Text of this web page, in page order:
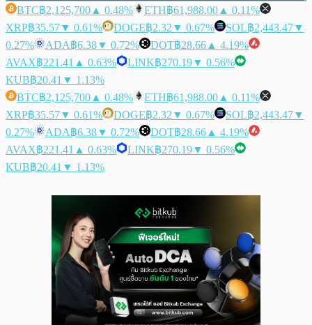
BTC฿2,125,700 ▲ 0.48% ETH฿61,988.00 ▲ 0.11%
XRP฿35.57▼ 0.61% DOGE฿2.32 ▼ 0.67% SOL฿2,443.47▼
0.27%
ADA฿6.38▼ 0.72% DOT฿28.66 ▲ 4.19%
AVAX฿221.41 ▲ 0.63% LINK฿270.19▼ 0.56%
KUB฿20.41 ▼ 1.13%
BTC฿2,125,700 ▲ 0.48% ETH฿61,988.00 ▲ 0.11%
XRP฿35.57▼ 0.61% DOGE฿2.32 ▼ 0.67% SOL฿2,443.47▼
0.27%
ADA฿6.38▼ 0.72% DOT฿28.66 ▲ 4.19%
AVAX฿221.41 ▲ 0.63% LINK฿270.19▼ 0.56%
KUB฿20.41 ▼ 1.13%